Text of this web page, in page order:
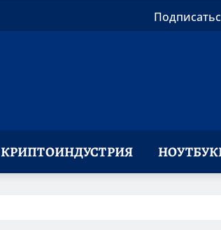
КРИПТОИНДУСТРИЯ